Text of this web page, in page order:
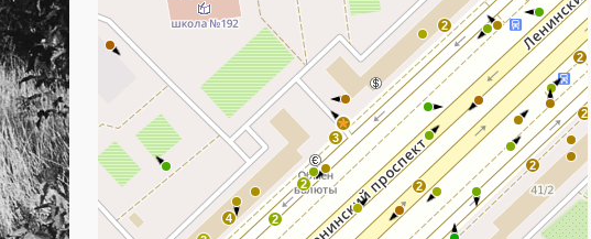
2
3
2
4 2
2
2
2
2